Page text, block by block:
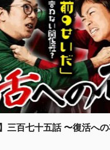
三百七十五話 〜復活へ